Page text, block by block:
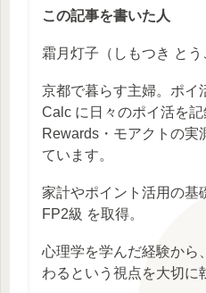
この記事を書いた人
霜月灯子（しもつき とう
京都で暮らす主婦。ポイ
Calc に日々のポイ活を
Rewards・モアクトの実
ています。
家計やポイント活用の基
FP2級 を取得。
心理学を学んだ経験から
わるという視点を大切に